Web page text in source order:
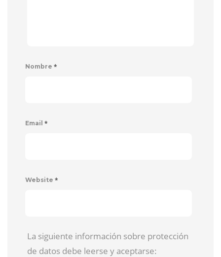
Nombre *
Email *
Website *
La siguiente información sobre protección
de datos debe leerse y aceptarse: